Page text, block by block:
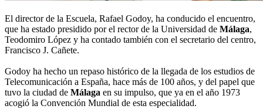
El director de la Escuela, Rafael Godoy, ha conducido el encuentro,
que ha estado presidido por el rector de la Universidad de Málaga,
Teodomiro López y ha contado también con el secretario del centro,
Francisco J. Cañete.
Godoy ha hecho un repaso histórico de la llegada de los estudios de
Telecomunicación a España, hace más de 100 años, y del papel que
tuvo la ciudad de Málaga en su impulso, que ya en el año 1973
acogió la Convención Mundial de esta especialidad.